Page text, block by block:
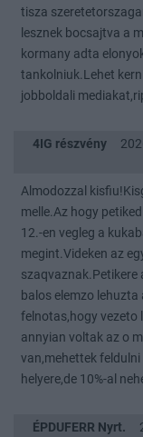
tisza
lesznek bocsajtva a
kormany adta
tankolniuk.Lehet
jobboldali
4IG részvény
Almodozzal
melle.Az hogy
12.-en vegleg a
megint.Videken az
balos elemzo
felnotas,hogy vezeto
annyian voltak az o
van,mehettek
helyere,de 10%-al
ÉPDUFERR Nyrt.